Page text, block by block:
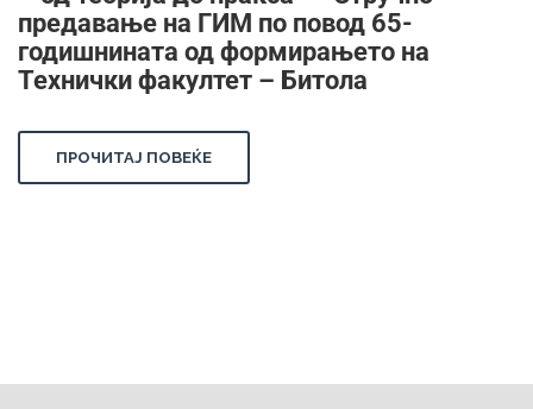
предавање на ГИМ по повод 65-
годишнината од формирањето на
Технички факултет – Битола
ПРОЧИТАЈ ПОВЕЌЕ